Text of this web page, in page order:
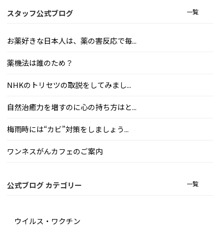
スタッフ公式ブログ 一覧
お薬好きな日本人は、薬の害反応で毎...
薬機法は誰のため？
NHKのトリセツの取説をしてみまし...
自然治癒力を増すのに心の持ち方はと...
梅雨時には“カビ”対策をしましょう...
ワンネスがんカフェのご案内
公式ブログ カテゴリー 一覧
ウイルス・ワクチン